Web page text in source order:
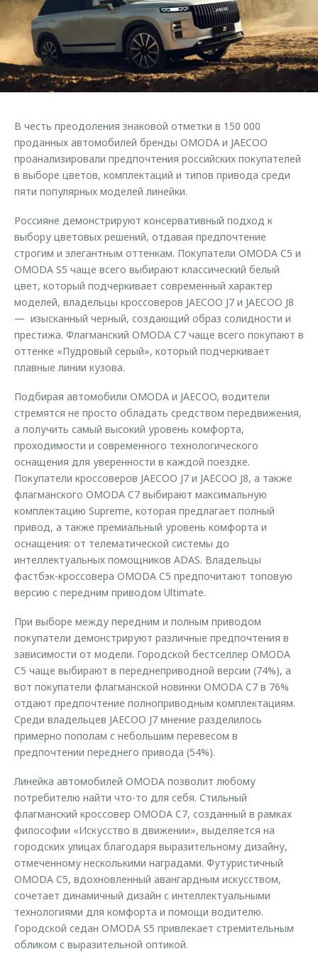
Страхование
Кредитный калькулятор
Аксессуары
Одежда и сувениры
Запчасти
Трейд-ин
Калькулятор трейд-ин
Руководства по эксплуатации
Клиентская поддержка
O&J Автоклуб
Клуб владельцев OMODA
Аксессуары
Одежда и сувениры
Оригинальные аксессуары
Обратная связь
В честь преодоления знаковой отметки в 150 000
проданных автомобилей бренды OMODA и JAECOO
проанализировали предпочтения российских покупателей
в выборе цветов, комплектаций и типов привода среди
пяти популярных моделей линейки.
Россияне демонстрируют консервативный подход к
выбору цветовых решений, отдавая предпочтение
строгим и элегантным оттенкам. Покупатели OMODA C5 и
OMODA S5 чаще всего выбирают классический белый
цвет, который подчеркивает современный характер
моделей, владельцы кроссоверов JAECOO J7 и JAECOO J8
— изысканный черный, создающий образ солидности и
престижа. Флагманский OMODA C7 чаще всего покупают в
оттенке «Пудровый серый», который подчеркивает
плавные линии кузова.
Подбирая автомобили OMODA и JAECOO, водители
стремятся не просто обладать средством передвижения,
а получить самый высокий уровень комфорта,
проходимости и современного технологического
оснащения для уверенности в каждой поездке.
Покупатели кроссоверов JAECOO J7 и JAECOO J8, а также
флагманского OMODA C7 выбирают максимальную
комплектацию Supreme, которая предлагает полный
привод, а также премиальный уровень комфорта и
оснащения: от телематической системы до
интеллектуальных помощников ADAS. Владельцы
фастбэк-кроссовера OMODA C5 предпочитают топовую
версию с передним приводом Ultimate.
При выборе между передним и полным приводом
покупатели демонстрируют различные предпочтения в
зависимости от модели. Городской бестселлер OMODA
C5 чаще выбирают в переднеприводной версии (74%), а
вот покупатели флагманской новинки OMODA C7 в 76%
отдают предпочтение полноприводным комплектациям.
Среди владельцев JAECOO J7 мнение разделилось
примерно пополам с небольшим перевесом в
предпочтении переднего привода (54%).
Линейка автомобилей OMODA позволит любому
потребителю найти что-то для себя. Стильный
флагманский кроссовер OMODA C7, созданный в рамках
философии «Искусство в движении», выделяется на
городских улицах благодаря выразительному дизайну,
отмеченному несколькими наградами. Футуристичный
OMODA C5, вдохновленный авангардным искусством,
сочетает динамичный дизайн с интеллектуальными
технологиями для комфорта и помощи водителю.
Городской седан OMODA S5 привлекает стремительным
обликом с выразительной оптикой.